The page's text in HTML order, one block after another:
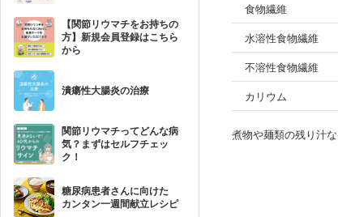
【関節リウマチをお持ちの
方】新規会員登録はこちら
から
潰瘍性大腸炎の治療
関節リウマチってどんな病
気？まずはセルフチェッ
ク！
糖尿病患者さんに向けた
カンタン一週間献立レシピ
食物繊維
水溶性食物繊維
不溶性食物繊維
カリウム
煮物や麺類の残り汁